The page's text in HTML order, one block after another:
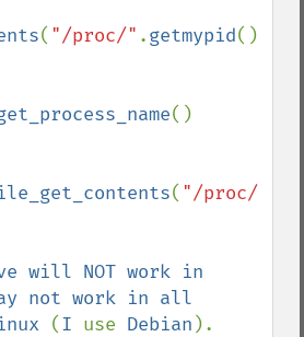
( "/proc/" .getmypid().
()
( "/proc/"
will NOT work in
not work in all
(I use Debian ).